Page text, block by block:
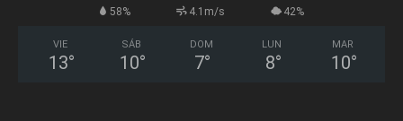
58% 4.1m/s 42%
VIE
13°
SÁB
10°
DOM
7°
LUN
8°
MAR
10°